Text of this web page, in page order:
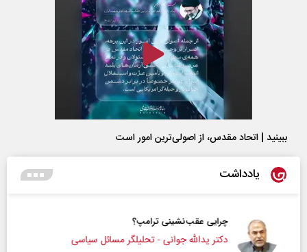
ببینید | اتحاد مقدس، از اصولی‌ترین امور است
یادداشت
چرایی عقب‌نشینی ترامپ؟
دکتر یدالله جوانی - تحلیلگر مسائل سیاسی